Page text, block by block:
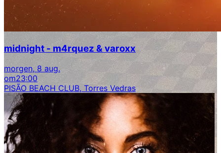
midnight - m4rquez & varoxx
morgen, 8 aug.
om23:00
PISÃO BEACH CLUB, Torres Vedras